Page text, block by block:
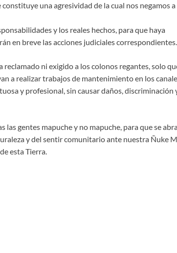
una agresividad de la cual nos negamos
y los reales hechos, para que haya
en breve las acciones judiciales correspondientes.
reclamado ni exigido a los colonos regantes, solo
a realizar trabajos de mantenimiento en los
y profesional, sin causar daños, discriminación
las gentes mapuche y no mapuche, para que se
y del sentir comunitario ante nuestra Ñuke
esta Tierra.